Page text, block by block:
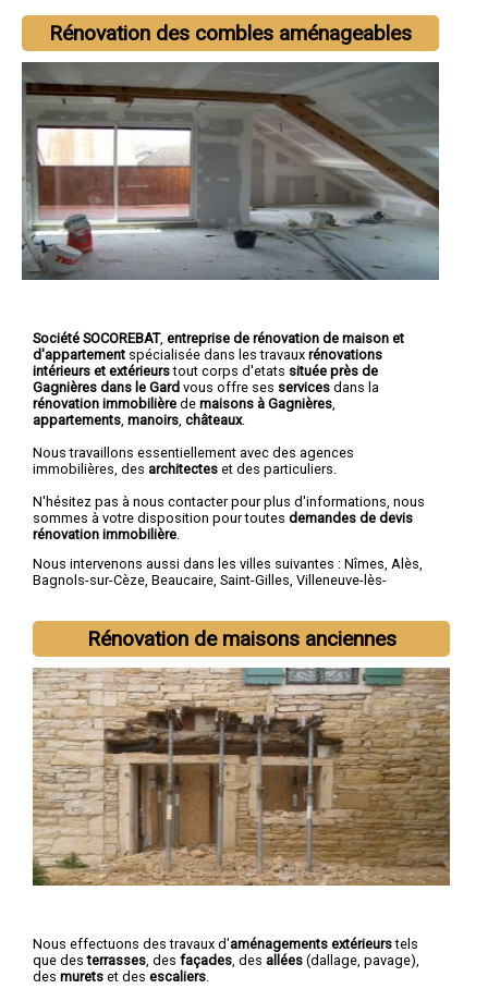
Rénovation des combles aménageables
Société SOCOREBAT, entreprise de rénovation de maison et
d'appartement spécialisée dans les travaux rénovations
intérieurs et extérieurstout corps d'etats située près de
Gagnières dans le Gard vous offre ses services dans la
rénovation immobilière de maisons à Gagnières
appartements manoirs châteaux.
Nous travaillons essentiellement avec des agences
immobilières, des architectes et des particuliers.
N'hésitez pas à nous contacter pour plus d'informations, nous
sommes à votre disposition pour toutes demandes de devis
rénovation immobilière
Nous intervenons aussi dans les villes suivantes : Nîmes, Alès,
Bagnols-sur-Cèze, Beaucaire, Saint-Gilles, Villeneuve-lès-
Rénovation de maisons anciennes
Nous effectuons des travaux d'aménagements extérieurstels
que desterrasses , des façades , des allées (dallage, pavage),
des murets et des escaliers